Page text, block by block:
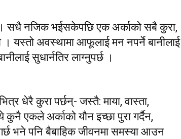
। सधै नजिक भईसकेपछि एक अर्काको सबै कुरा,
। यस्तो अवस्थामा आफूलाई मन नपर्ने बानीलाई
सुधार्नतिर लाग्नुपर्छ ।
धेरै कुरा पर्छन्- जस्तै: माया, वास्ता,
कुनै एकले अर्काको यौन इच्छा पुरा गर्दैन,
भने पनि बैबाहिक जीवनमा समस्या आउन